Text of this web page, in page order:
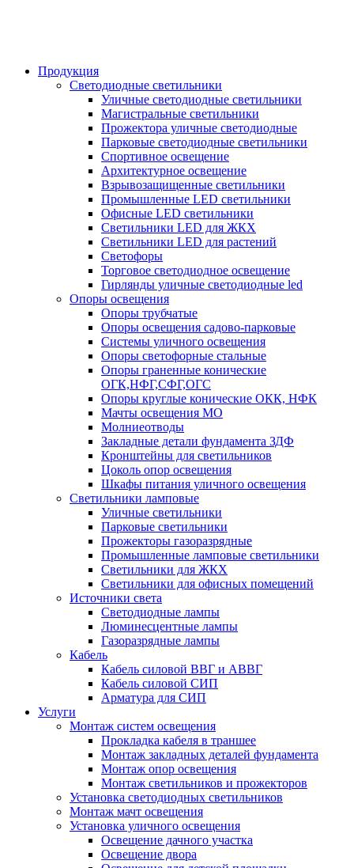
Продукция
Светодиодные светильники
Уличные светодиодные светильники
Магистральные светильники
Прожектора уличные светодиодные
Парковые светодиодные светильники
Спортивное освещение
Архитектурное освещение
Взрывозащищенные светильники
Промышленные LED светильники
Офисные LED светильники
Cветильники LED для ЖКХ
Светильники LED для растений
Светофоры
Торговое светодиодное освещение
Гирлянды уличные светодиодные led
Опоры освещения
Опоры трубчатые
Опоры освещения садово-парковые
Системы уличного освещения
Опоры светофорные стальные
Опоры граненные конические
ОГК,НФГ,СФГ,ОГС
Опоры круглые конические ОКК, НФК
Мачты освещения МО
Молниеотводы
Закладные детали фундамента ЗДФ
Кронштейны для светильников
Цоколь опор освещения
Шкафы питания уличного освещения
Светильники ламповые
Уличные светильники
Парковые светильники
Прожекторы газоразрядные
Промышленные ламповые светильники
Светильники для ЖКХ
Светильники для офисных помещений
Источники света
Светодиодные лампы
Люминесцентные лампы
Газоразрядные лампы
Кабель
Кабель силовой ВВГ и АВВГ
Кабель силовой СИП
Арматура для СИП
Услуги
Монтаж систем освещения
Прокладка кабеля в траншее
Монтаж закладных деталей фундамента
Монтаж опор освещения
Монтаж светильников и прожекторов
Установка светодиодных светильников
Монтаж мачт освещения
Установка уличного освещения
Освещение дачного участка
Освещение двора